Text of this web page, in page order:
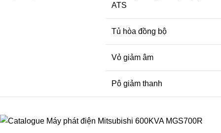
ATS
Tủ hòa đồng bộ
Vỏ giảm âm
Pô giảm thanh